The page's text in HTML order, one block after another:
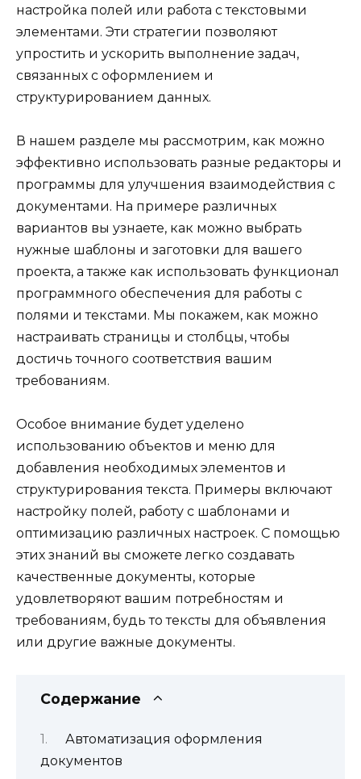
настройка полей или работа с текстовыми
элементами. Эти стратегии позволяют
упростить и ускорить выполнение задач,
связанных с оформлением и
структурированием данных.
В нашем разделе мы рассмотрим, как можно
эффективно использовать разные редакторы и
программы для улучшения взаимодействия с
документами. На примере различных
вариантов вы узнаете, как можно выбрать
нужные шаблоны и заготовки для вашего
проекта, а также как использовать функционал
программного обеспечения для работы с
полями и текстами. Мы покажем, как можно
настраивать страницы и столбцы, чтобы
достичь точного соответствия вашим
требованиям.
Особое внимание будет уделено
использованию объектов и меню для
добавления необходимых элементов и
структурирования текста. Примеры включают
настройку полей, работу с шаблонами и
оптимизацию различных настроек. С помощью
этих знаний вы сможете легко создавать
качественные документы, которые
удовлетворяют вашим потребностям и
требованиям, будь то тексты для объявления
или другие важные документы.
Содержание
Автоматизация оформления
документов